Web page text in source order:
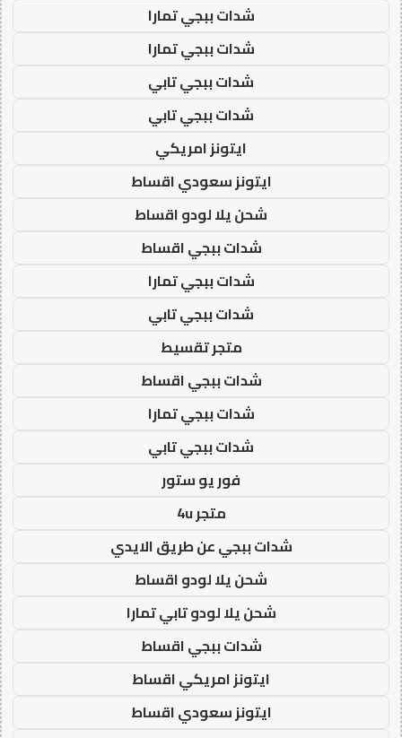
شدات ببجي تمارا
شدات ببجي تمارا
شدات ببجي تابي
شدات ببجي تابي
ايتونز امريكي
ايتونز سعودي اقساط
شحن يلا لودو اقساط
شدات ببجي اقساط
شدات ببجي تمارا
شدات ببجي تابي
متجر تقسيط
شدات ببجي اقساط
شدات ببجي تمارا
شدات ببجي تابي
فور يو ستور
متجر 4u
شدات ببجي عن طريق الايدي
شحن يلا لودو اقساط
شحن يلا لودو تابي تمارا
شدات ببجي اقساط
ايتونز امريكي اقساط
ايتونز سعودي اقساط